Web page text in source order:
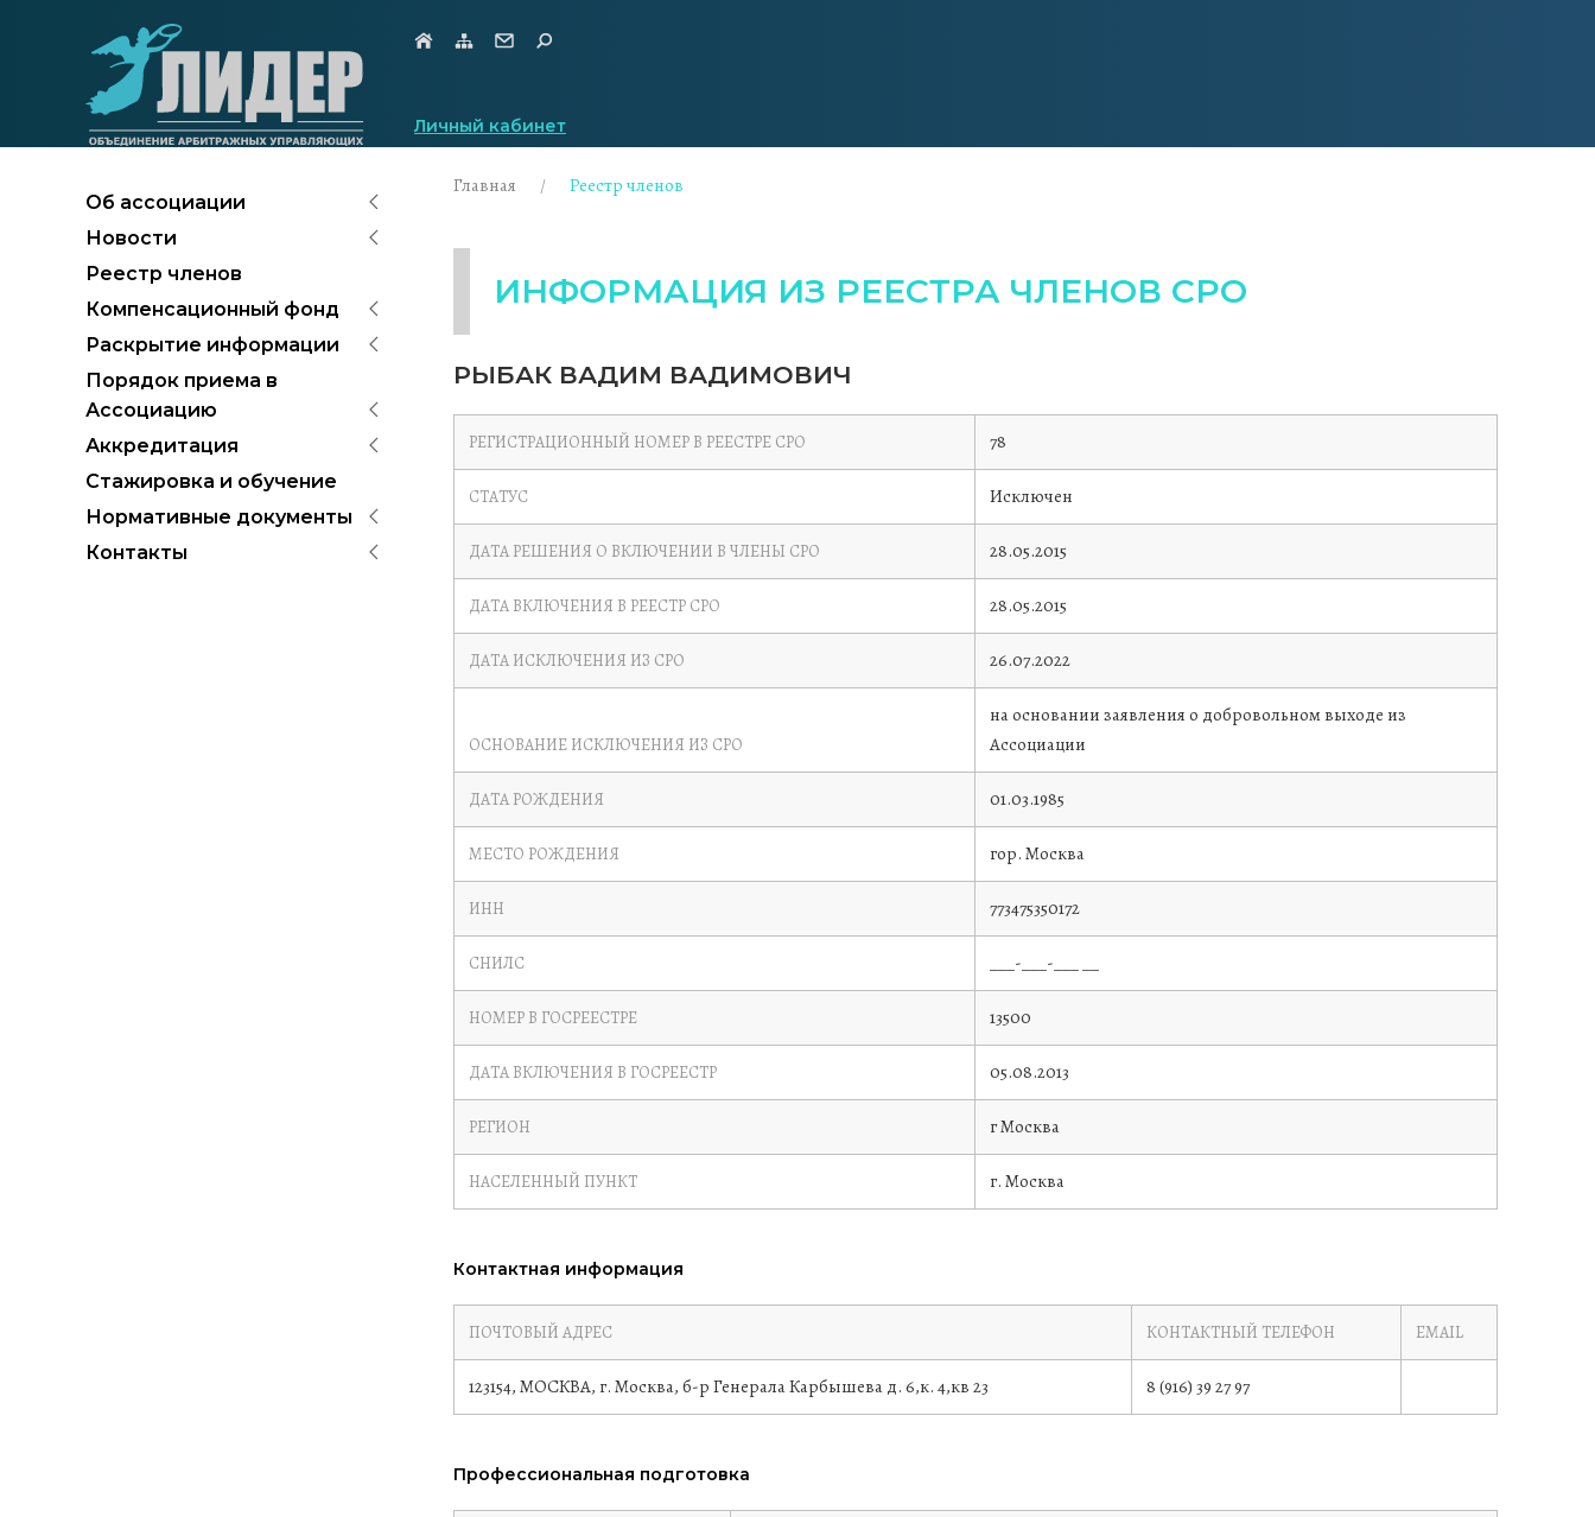
Личный кабинет
Об ассоциации
Новости
Реестр членов
Компенсационный фонд
Раскрытие информации
Порядок приема в
Ассоциацию
Аккредитация
Стажировка и обучение
Нормативные документы
Контакты
Главная Реестр членов
ИНФОРМАЦИЯ ИЗ РЕЕСТРА ЧЛЕНОВ СРО
РЫБАК ВАДИМ ВАДИМОВИЧ
РЕГИСТРАЦИОННЫЙ НОМЕР В РЕЕСТРЕ СРО 78
СТАТУС Исключен
ДАТА РЕШЕНИЯ О ВКЛЮЧЕНИИ В ЧЛЕНЫ СРО 28.05.2015
ДАТА ВКЛЮЧЕНИЯ В РЕЕСТР СРО 28.05.2015
ДАТА ИСКЛЮЧЕНИЯ ИЗ СРО 26.07.2022
ОСНОВАНИЕ ИСКЛЮЧЕНИЯ ИЗ СРО
на основании заявления о добровольном выходе из
Ассоциации
ДАТА РОЖДЕНИЯ 01.03.1985
МЕСТО РОЖДЕНИЯ гор. Москва
ИНН 773475350172
СНИЛС ___-___-___ __
НОМЕР В ГОСРЕЕСТРЕ 13500
ДАТА ВКЛЮЧЕНИЯ В ГОСРЕЕСТР 05.08.2013
РЕГИОН г Москва
НАСЕЛЕННЫЙ ПУНКТ г. Москва
Контактная информация
ПОЧТОВЫЙ АДРЕС КОНТАКТНЫЙ ТЕЛЕФОН EMAIL
123154, МОСКВА, г. Москва, б-р Генерала Карбышева д. 6,к. 4,кв 23 8 (916) 39 27 97
Профессиональная подготовка